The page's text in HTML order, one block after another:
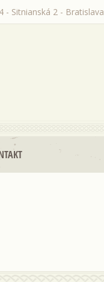
- Sitnianská 2 - Bratislava